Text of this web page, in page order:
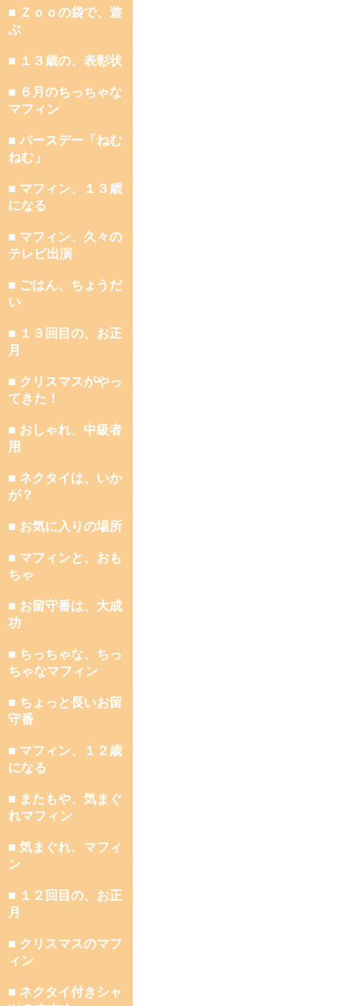
■ Ｚｏｏの袋で、遊
ぶ
■ １３歳の、表彰状
■ ６月のちっちゃな
マフィン
■ バースデー「ねむ
ねむ」
■ マフィン、１３歳
になる
■ マフィン、久々の
テレビ出演
■ ごはん、ちょうだ
い
■ １３回目の、お正
月
■ クリスマスがやっ
てきた！
■ おしゃれ、中級者
用
■ ネクタイは、いか
が？
■ お気に入りの場所
■ マフィンと、おも
ちゃ
■ お留守番は、大成
功
■ ちっちゃな、ちっ
ちゃなマフィン
■ ちょっと長いお留
守番
■ マフィン、１２歳
になる
■ またもや、気まぐ
れマフィン
■ 気まぐれ、マフィ
ン
■ １２回目の、お正
月
■ クリスマスのマフ
ィン
■ ネクタイ付きシャ